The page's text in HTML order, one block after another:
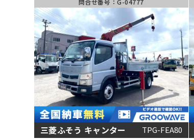
三菱ふそう キャンター TPG-FEA80